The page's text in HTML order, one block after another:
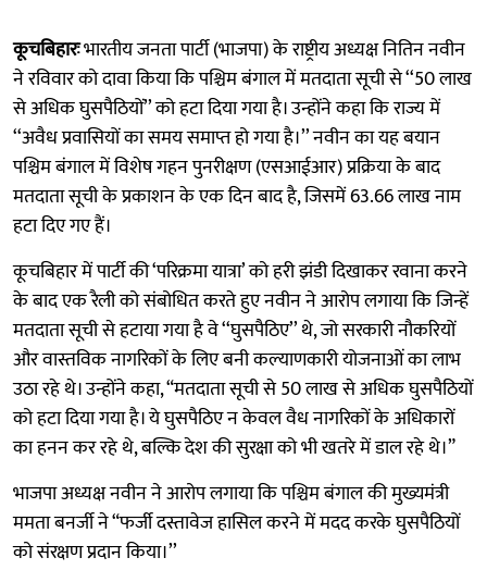
कूचबिहारःभारतीय जनता पार्टी (भाजपा) के राष्ट्रीय अध्यक्ष नितिन नवीन
ने रविवार को दावा किया कि पश्चिम बंगाल में मतदाता सूची से ‘‘50 लाख
से अधिक घुसपैठियों’’ को हटा दिया गया है। उन्होंने कहा कि राज्य में
‘‘अवैध प्रवासियों का समय समाप्त हो गया है।’’ नवीन का यह बयान
पश्चिम बंगाल में विशेष गहन पुनरीक्षण (एसआईआर) प्रक्रिया के बाद
मतदाता सूची के प्रकाशन के एक दिन बाद है, जिसमें 63.66 लाख नाम
हटा दिए गए हैं।
कूचबिहार में पार्टी की ‘परिक्रमा यात्रा’ को हरी झंडी दिखाकर रवाना करने
के बाद एक रैली को संबोधित करते हुए नवीन ने आरोप लगाया कि जिन्हें
मतदाता सूची से हटाया गया है वे ‘‘घुसपैठिए’’ थे, जो सरकारी नौकरियों
और वास्तविक नागरिकों के लिए बनी कल्याणकारी योजनाओं का लाभ
उठा रहे थे। उन्होंने कहा, “मतदाता सूची से 50 लाख से अधिक घुसपैठियों
को हटा दिया गया है। ये घुसपैठिए न केवल वैध नागरिकों के अधिकारों
का हनन कर रहे थे, बल्कि देश की सुरक्षा को भी खतरे में डाल रहे थे।”
भाजपा अध्यक्ष नवीन ने आरोप लगाया कि पश्चिम बंगाल की मुख्यमंत्री
ममता बनर्जी ने “फर्जी दस्तावेज हासिल करने में मदद करके घुसपैठियों
को संरक्षण प्रदान किया।’’